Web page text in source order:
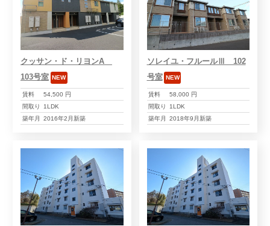
クッサン・ド・リヨンA
103号室 NEW
賃料
54,500 円
間取り
1LDK
築年月
2016年2月新築
ソレイユ・フルールⅢ 102
号室 NEW
賃料
58,000 円
間取り
1LDK
築年月
2018年9月新築